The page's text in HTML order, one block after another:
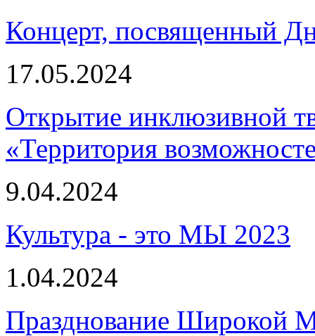
Концерт, посвященный
17.05.2024
Открытие инклюзивной
«Территория
9.04.2024
Культура - это МЫ 2023
1.04.2024
Празднование Широкой